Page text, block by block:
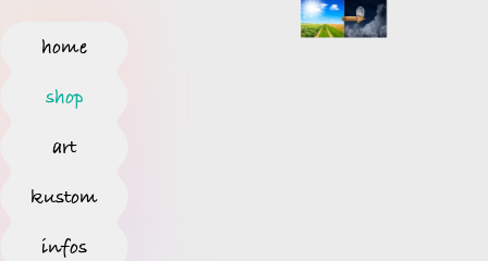
home
shop
art
kustom
infos